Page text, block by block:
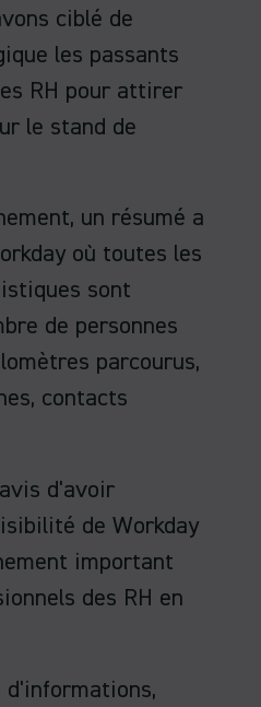
ciblé de
les passants
RH pour attirer
le stand de
un résumé a
où toutes les
sont
de personnes
parcourus,
contacts
d'avoir
de Workday
important
des RH en
d'informations,